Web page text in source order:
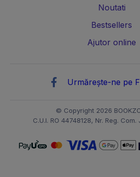
Noutati
Bestsellers
Ajutor online
Urmărește-ne pe
© Copyright 2026
C.U.I. RO 44748128, Nr. Reg.